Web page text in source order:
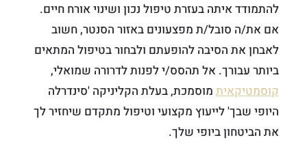
להתמודד איתה בעזרת טיפול נכון ושינוי אורח חיים.
אם את/ה סובל/ת מפצעונים באזור הסנטר, חשוב
לאבחן את הסיבה להופעתם ולבחור בטיפול המתאים
ביותר עבורך. אל תהסס/י לפנות לדרורה שמואלי,
קוסמטיקאית מוסמכת, בעלת הקליניקה 'סינדרלה
היופי שבך' לייעוץ מקצועי וטיפול מתקדם שיחזיר לך
את הביטחון ביופי שלך.